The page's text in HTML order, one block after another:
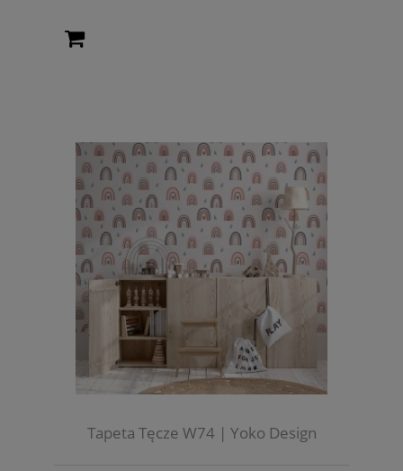
Tapeta Tęcze W74 | Yoko Design